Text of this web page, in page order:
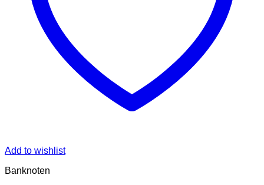
Add to wishlist
Banknoten